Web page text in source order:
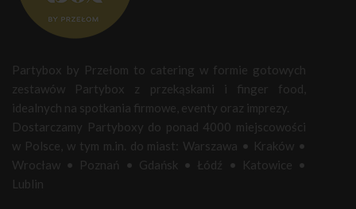
Partybox by Przełom to catering w formie gotowych
zestawów Partybox z przekąskami i finger food,
idealnych na spotkania firmowe, eventy oraz imprezy.
Dostarczamy Partyboxy do ponad 4000 miejscowości
w Polsce, w tym m.in. do miast: Warszawa • Kraków •
Wrocław • Poznań • Gdańsk • Łódź • Katowice •
Lublin